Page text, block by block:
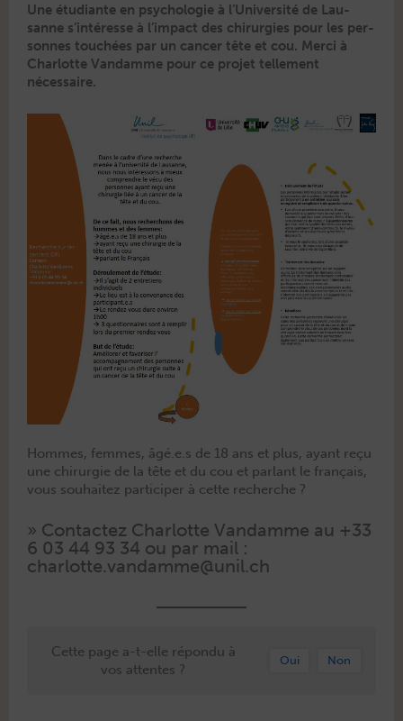
Une étu­di­ante en psy­cholo­gie à l’U­ni­ver­sité de Lau­
sanne s’in­téresse à l’im­pact des chirur­gies pour les per­
son­nes touchées par un can­cer tête et cou. Mer­ci à
Char­lotte Van­damme pour ce pro­jet telle­ment
nécessaire.
Hommes, femmes, âgé.e.s de 18 ans et plus, ayant reçu
une chirurgie de la tête et du cou et par­lant le français,
vous souhaitez par­ticiper à cette recherche ?
» Con­tactez Char­lotte Van­damme au +33
6 03 44 93 34 ou par mail :
charlotte.vandamme@unil.ch
Cette page a-t-elle répondu à
vos attentes ?
Oui Non